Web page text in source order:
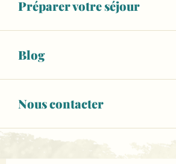
Préparer votre séjour
Blog
Nous contacter
02 43 95 17
lemanoirdelacour.fr
Description